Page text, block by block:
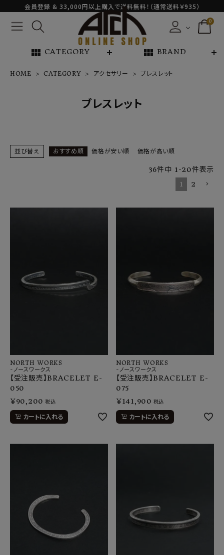
会員登録 & 33,000円以上購入で送料無料！（通常送料￥935）
0
view_module CATEGORY view_module BRAND
BRAND
ご利用ガイド
ACCOUNT MENU
ようこそ ゲスト 様
meeting_room ログイン 会員登録
HOME CATEGORY アクセサリー ブレスレット
ブレスレット
並び替え おすすめ順 価格が安い順 価格が高い順
36件中 1-20件表示
1
2
NORTH WORKS
-ノースワークス
【受注販売】BRACELET E-
050
¥90,200 税込
カートに入れる
NORTH WORKS
-ノースワークス
【受注販売】BRACELET E-
075
¥141,900 税込
カートに入れる